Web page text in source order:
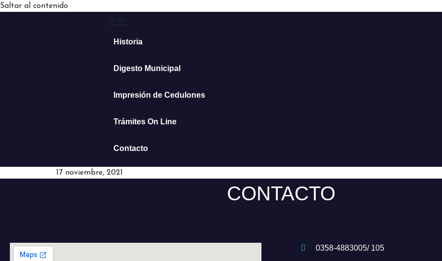
Saltar al contenido
Historia
Digesto Municipal
Impresión de Cedulones
Trámites On Line
Contacto
17 noviembre, 2021
CONTACTO
0358-4883005/ 105